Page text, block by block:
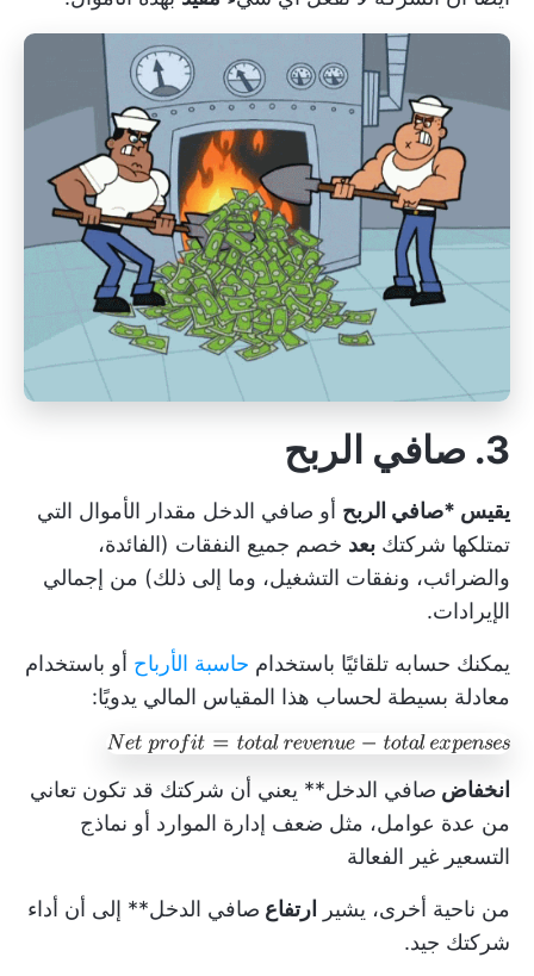
3. صافي الربح
يقيس *صافي الربح أو صافي الدخل مقدار الأموال التي
تمتلكها شركتك بعد خصم جميع النفقات (الفائدة،
والضرائب، ونفقات التشغيل، وما إلى ذلك) من إجمالي
الإيرادات.
يمكنك حسابه تلقائيًا باستخدام حاسبة الأرباح أو باستخدام
معادلة بسيطة لحساب هذا المقياس المالي يدويًا:
انخفاض صافي الدخل** يعني أن شركتك قد تكون تعاني
من عدة عوامل، مثل ضعف إدارة الموارد أو نماذج
التسعير غير الفعالة
من ناحية أخرى، يشير ارتفاع صافي الدخل** إلى أن أداء
شركتك جيد.